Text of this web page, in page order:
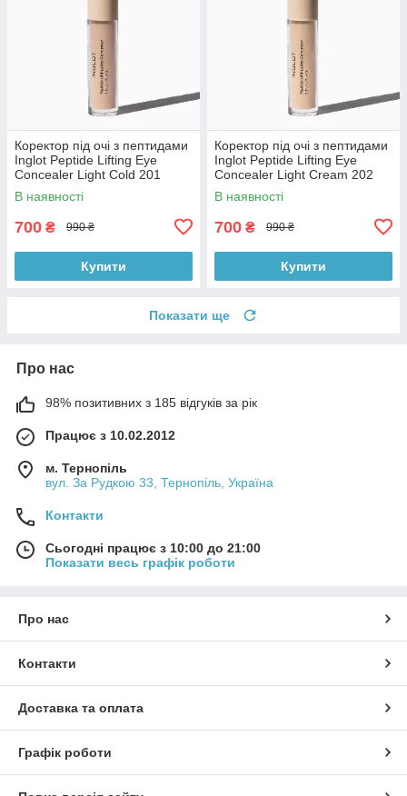
Коректор під очі з пептидами
Inglot Peptide Lifting Eye
Concealer Light Cold 201
В наявності
700 ₴ 990 ₴
Купити
Коректор під очі з пептидами
Inglot Peptide Lifting Eye
Concealer Light Cream 202
В наявності
700 ₴ 990 ₴
Купити
Показати ще
Про нас
98% позитивних з 185 відгуків за рік
Працює з 10.02.2012
м. Тернопіль
вул. За Рудкою 33, Тернопіль, Україна
Контакти
Сьогодні працює з 10:00 до 21:00
Показати весь графік роботи
Про нас
Контакти
Доставка та оплата
Графік роботи